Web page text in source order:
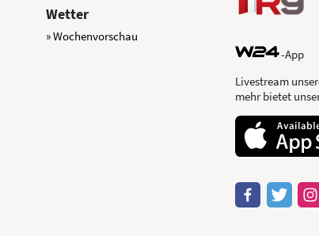
Wetter
» Wochenvorschau
-App
Livestream
mehr bietet